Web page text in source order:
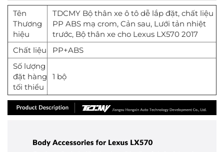
Tên
Thương
hiệu
TDCMY Bộ thân xe ô tô dễ lắp đặt, chất liệu
PP ABS mạ crom, Cản sau, Lưới tản nhiệt
trước, Bộ thân xe cho Lexus LX570 2017
Chất liệu
PP+ABS
Số lượng
đặt hàng
tối thiểu
1 bộ